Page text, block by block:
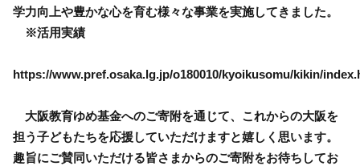
学力向上や豊かな心を育む様々な事業を実施してきました。
※活用実績
https://www.pref.osaka.lg.jp/o180010/kyoikusomu/kikin/
大阪教育ゆめ基金へのご寄附を通じて、これからの大阪を
担う子どもたちを応援していただけますと嬉しく思います。
趣旨にご賛同いただける皆さまからのご寄附をお待ちしてお